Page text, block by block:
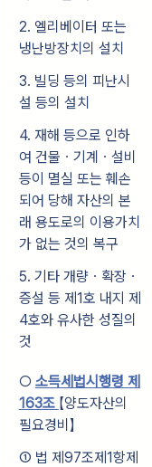
2. 엘리베이터 또는
냉난방장치의 설치
3. 빌딩 등의 피난시
설 등의 설치
4. 재해 등으로 인하
여 건물ㆍ기계ㆍ설비
등이 멸실 또는 훼손
되어 당해 자산의 본
래 용도로의 이용가치
가 없는 것의 복구
5. 기타 개량ㆍ확장ㆍ
증설 등 제1호 내지 제
4호와 유사한 성질의
것
○ 소득세법시행령 제
163조 【양도자산의
필요경비】
① 법 제97조제1항제